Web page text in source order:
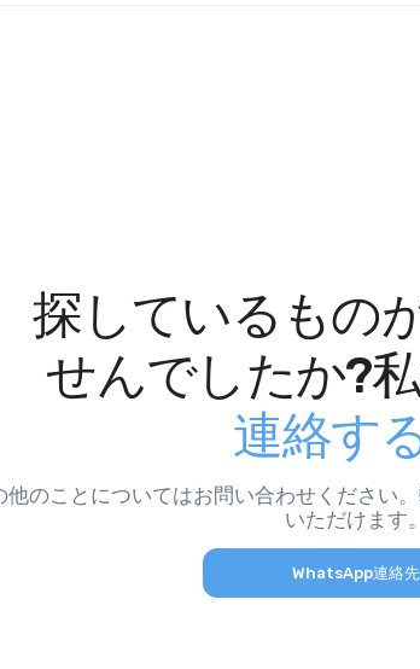
探しているもの
せんでしたか?
連絡す
他のことについてはお問い合わせください
いただけます。
WhatsApp連絡先